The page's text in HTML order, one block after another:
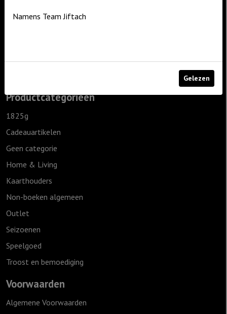
Productcategorieën
1825g
Cadeauartikelen
Geen categorie
Home & Living
Kaarthouders
Non-boeken algemeen
Outlet
Seizoenen
Speelgoed
Troost en bemoediging
Voorwaarden
Algemene Voorwaarden
Namens Team Jiftach
Gelezen